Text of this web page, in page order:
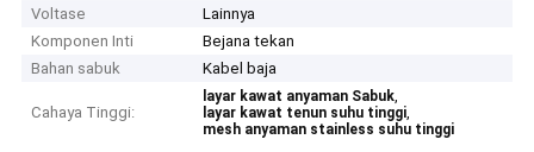
Voltase
Lainnya
Komponen Inti
Bejana tekan
Bahan sabuk
Kabel baja
Cahaya Tinggi:
layar kawat anyaman Sabuk,
layar kawat tenun suhu tinggi,
mesh anyaman stainless suhu tinggi